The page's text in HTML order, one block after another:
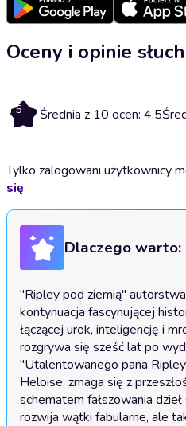
Oceny i opinie
4.5 Średnia z 10 ocen: 4.5
Tylko zalogowani użytkownicy
się
Dlaczego warto:
"Ripley pod ziemią"
kontynuacja fascynującej
łączącej urok, inteligencję i
rozgrywa się sześć lat po
"Utalentowanego pana
Heloise, zmaga się z
schematem fałszowania
rozwija wątki fabularne, ale